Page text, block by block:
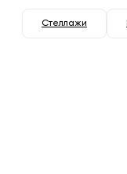
Стеллажи